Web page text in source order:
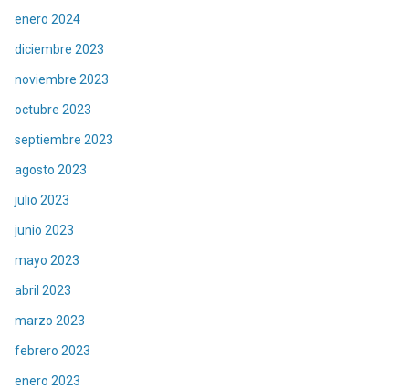
enero 2024
diciembre 2023
noviembre 2023
octubre 2023
septiembre 2023
agosto 2023
julio 2023
junio 2023
mayo 2023
abril 2023
marzo 2023
febrero 2023
enero 2023